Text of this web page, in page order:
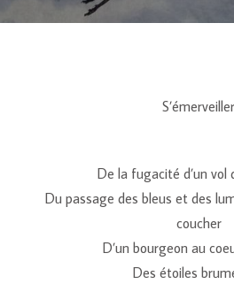
S’émerveiller
De la fugacité d’un vol
Du passage des bleus et des
coucher
D’un bourgeon au
Des étoiles